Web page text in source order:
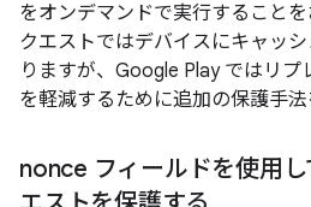
をオンデマンドで実行すること
クエストではデバイスにキャッ
りますが、Google Play ではリプ
を軽減するために追加の保護手法
nonce フィールドを使用